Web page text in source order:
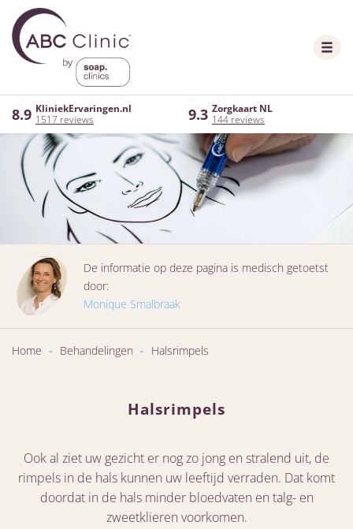
8.9 KliniekErvaringen.nl
1517 reviews
9.3 Zorgkaart NL
144 reviews
De informatie op deze pagina is medisch getoetst
door:
Monique Smalbraak
Home - Behandelingen - Halsrimpels
Halsrimpels
Ook al ziet uw gezicht er nog zo jong en stralend uit, de
rimpels in de hals kunnen uw leeftijd verraden. Dat komt
doordat in de hals minder bloedvaten en talg- en
zweetklieren voorkomen.